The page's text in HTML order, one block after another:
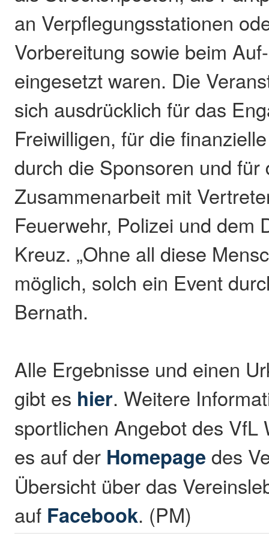
an Verpflegungsstationen
Vorbereitung sowie beim
eingesetzt waren. Die
sich ausdrücklich für das
Freiwilligen, für die
durch die Sponsoren und für
Zusammenarbeit mit
Feuerwehr, Polizei und dem
Kreuz. „Ohne all diese
möglich, solch ein Event
Bernath.
Alle Ergebnisse und einen
gibt es hier. Weitere
sportlichen Angebot des VfL
es auf der Homepage des
Übersicht über das
auf Facebook. (PM)